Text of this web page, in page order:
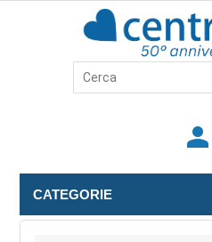
person
CATEGORIE